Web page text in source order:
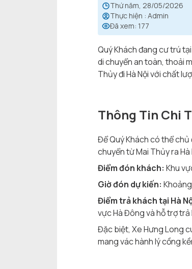
thứ năm, 28/05/2026
Thực hiện : Admin
Đã xem: 177
Quý Khách đang cư trú
di chuyển an toàn, thoải
Thủy đi Hà Nội với chất
Thông Tin Chi
Để Quý Khách có thể
chuyển từ Mai Thủy ra Hà
Điểm đón khách: Khu
Giờ đón dự kiến: Khoảng
Điểm trả khách tại Hà
vực Hà Đông và hỗ trợ trả
Đặc biệt, Xe Hưng Long
mang vác hành lý cồng